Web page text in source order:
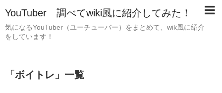
YouTuber 調べてwiki風に紹介してみた！
気になるYouTuber（ユーチューバー）をまとめて、wik風に紹介
をしています！
「 ボイトレ 」 一覧